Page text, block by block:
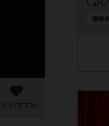
のおすすめ